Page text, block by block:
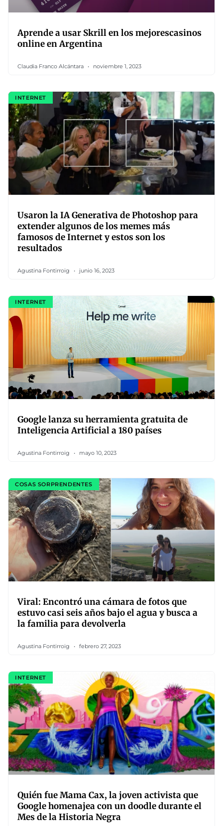
Aprende a usar Skrill en los mejorescasinos
online en Argentina
Claudia Franco Alcántara noviembre 1, 2023
INTERNET
Usaron la IA Generativa de Photoshop para
extender algunos de los memes más
famosos de Internet y estos son los
resultados
Agustina Fontirroig junio 16, 2023
INTERNET
Google lanza su herramienta gratuita de
Inteligencia Artificial a 180 países
Agustina Fontirroig mayo 10, 2023
COSAS SORPRENDENTES
Viral: Encontró una cámara de fotos que
estuvo casi seis años bajo el agua y busca a
la familia para devolverla
Agustina Fontirroig febrero 27, 2023
INTERNET
Quién fue Mama Cax, la joven activista que
Google homenajea con un doodle durante el
Mes de la Historia Negra